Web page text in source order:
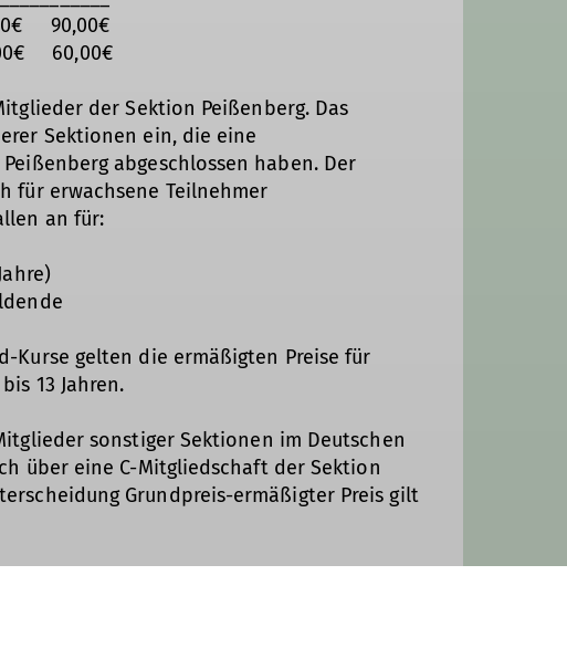
90,00€
60,00€
der Sektion Peißenberg. Das
Sektionen ein, die eine
abgeschlossen haben. Der
für erwachsene Teilnehmer
an für: 

Kurse gelten die ermäßigten Preise für
13 Jahren.
sonstiger Sektionen im Deutschen
über eine C-Mitgliedschaft der Sektion
Grundpreis-ermäßigter Preis gilt